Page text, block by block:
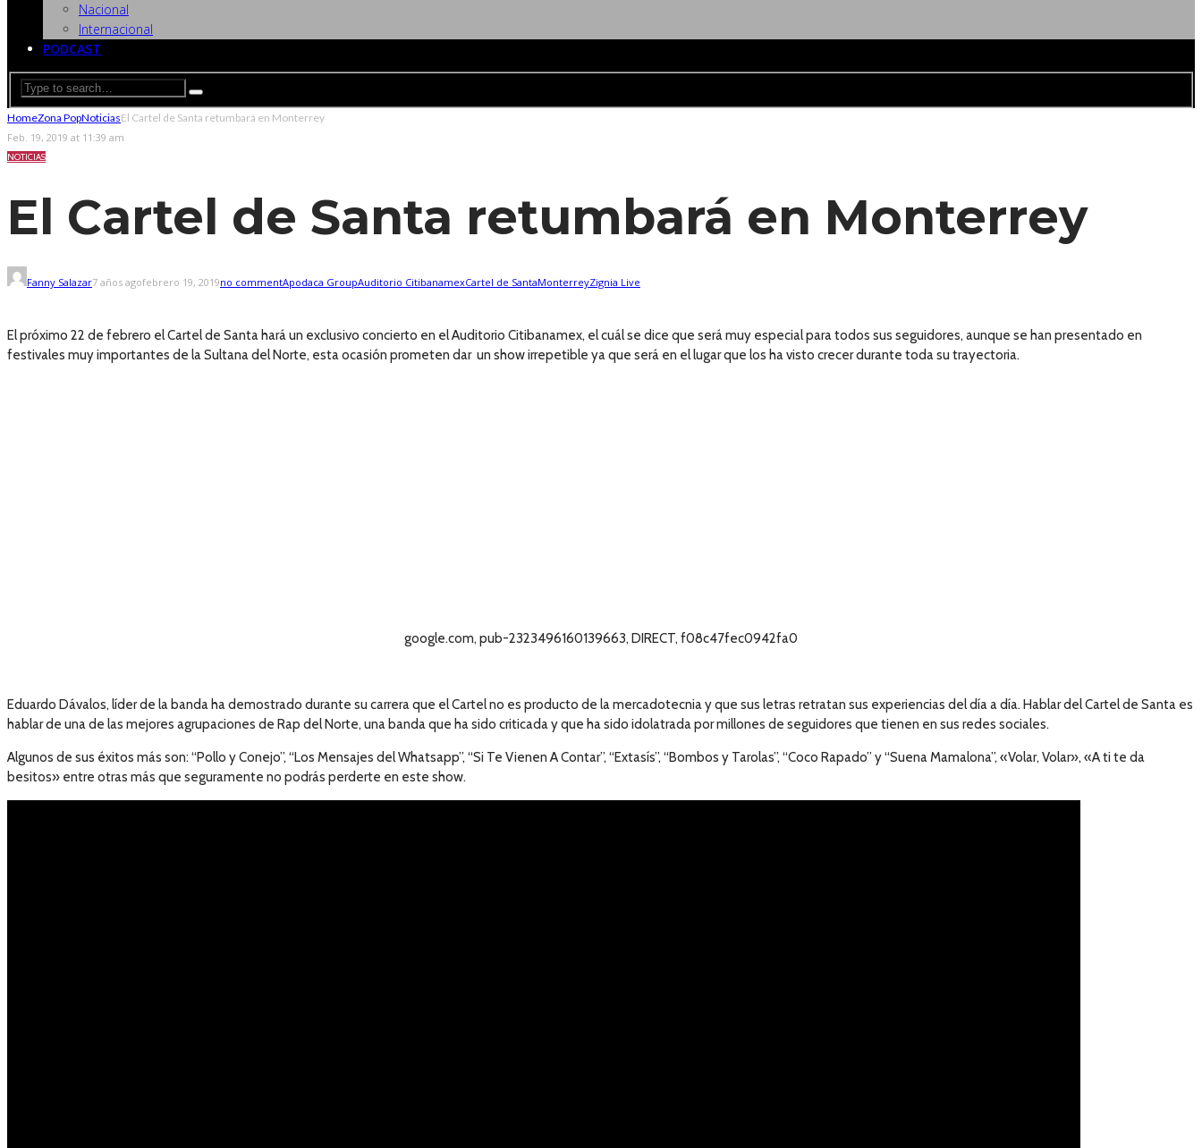
Nacional
Internacional
PODCAST
HomeZona PopNoticiasEl Cartel de Santa retumbará en Monterrey
Feb. 19, 2019 at 11:39 am
NOTICIAS
El Cartel de Santa retumbará en Monterrey
Fanny Salazar7 años agofebrero 19, 2019no commentApodaca GroupAuditorio CitibanamexCartel de SantaMonterreyZignia Live
El próximo 22 de febrero el Cartel de Santa hará un exclusivo concierto en el Auditorio Citibanamex, el cuál se dice que será muy especial para todos sus seguidores, aunque se han presentado en
festivales muy importantes de la Sultana del Norte, esta ocasión prometen dar un show irrepetible ya que será en el lugar que los ha visto crecer durante toda su trayectoria.
google.com, pub-2323496160139663, DIRECT, f08c47fec0942fa0
Eduardo Dávalos, líder de la banda ha demostrado durante su carrera que el Cartel no es producto de la mercadotecnia y que sus letras retratan sus experiencias del día a día. Hablar del Cartel de Santa es
hablar de una de las mejores agrupaciones de Rap del Norte, una banda que ha sido criticada y que ha sido idolatrada por millones de seguidores que tienen en sus redes sociales.
Algunos de sus éxitos más son: “Pollo y Conejo”, “Los Mensajes del Whatsapp”, “Si Te Vienen A Contar”, “Extasís”, “Bombos y Tarolas”, “Coco Rapado” y “Suena Mamalona”, «Volar, Volar», «A ti te da
besitos» entre otras más que seguramente no podrás perderte en este show.